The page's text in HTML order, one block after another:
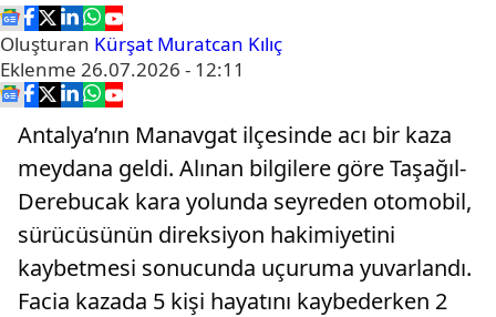
Oluşturan Kürşat Muratcan Kılıç
Eklenme 26.07.2026 - 12:11
Antalya’nın Manavgat ilçesinde acı bir kaza
meydana geldi. Alınan bilgilere göre Taşağıl-
Derebucak kara yolunda seyreden otomobil,
sürücüsünün direksiyon hakimiyetini
kaybetmesi sonucunda uçuruma yuvarlandı.
Facia kazada 5 kişi hayatını kaybederken 2